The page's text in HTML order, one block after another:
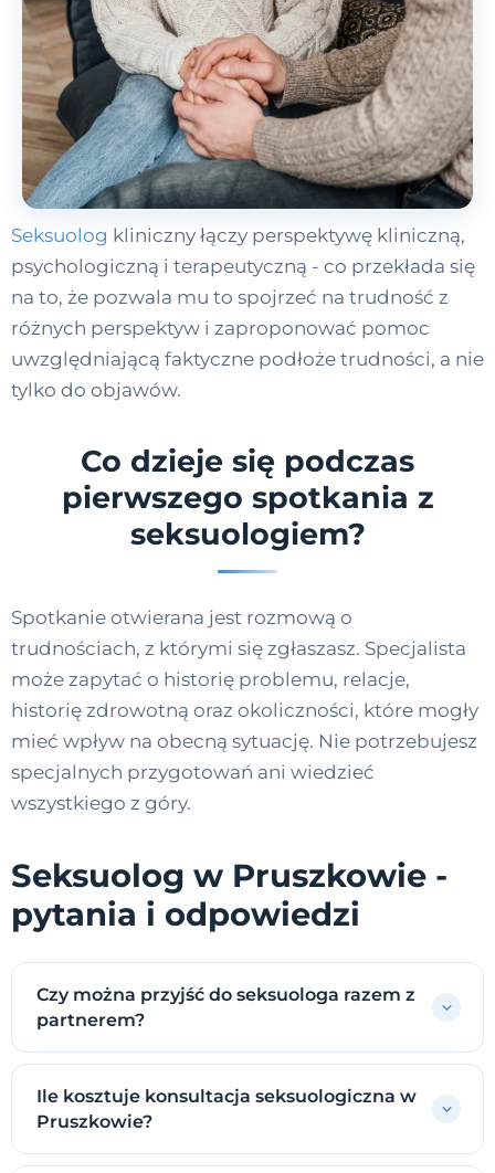
Seksuolog kliniczny łączy perspektywę kliniczną,
psychologiczną i terapeutyczną - co przekłada się
na to, że pozwala mu to spojrzeć na trudność z
różnych perspektyw i zaproponować pomoc
uwzględniającą faktyczne podłoże trudności, a nie
tylko do objawów.
Co dzieje się podczas
pierwszego spotkania z
seksuologiem?
Spotkanie otwierana jest rozmową o
trudnościach, z którymi się zgłaszasz. Specjalista
może zapytać o historię problemu, relacje,
historię zdrowotną oraz okoliczności, które mogły
mieć wpływ na obecną sytuację. Nie potrzebujesz
specjalnych przygotowań ani wiedzieć
wszystkiego z góry.
Seksuolog w Pruszkowie -
pytania i odpowiedzi
Czy można przyjść do seksuologa razem z
partnerem?
Ile kosztuje konsultacja seksuologiczna w
Pruszkowie?